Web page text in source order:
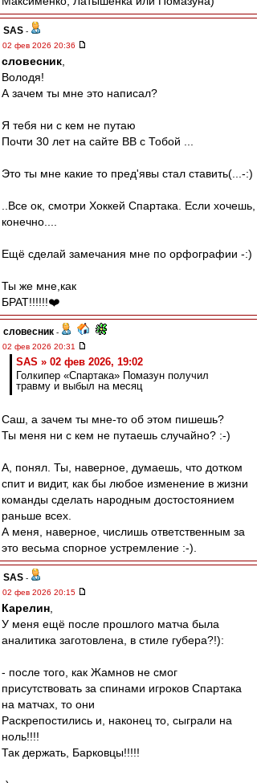
SAS -
02 фев 2026 20:36
словесник
Володя!
А зачем ты мне это написал?
Я тебя ни с кем не путаю
Почти 30 лет на сайте ВВ с Тобой ...
Это ты мне какие то пред'явы стал ставить(...-:)
..Все ок, смотри Хоккей Спартака. Если хочешь,
конечно....
Ещё сделай замечания мне по орфографии -:)
Ты же мне,как
БРАТ!!!!!!❤️
словесник -
02 фев 2026 20:31
SAS » 02 фев 2026, 19:02
Голкипер «Спартака» Помазун получил
травму и выбыл на месяц
Саш, а зачем ты мне-то об этом пишешь?
Ты меня ни с кем не путаешь случайно? :-)
А, понял. Ты, наверное, думаешь, что дотком
спит и видит, как бы любое изменение в жизни
команды сделать народным достостоянием
раньше всех.
А меня, наверное, числишь ответственным за
это весьма спорное устремление :-).
SAS -
02 фев 2026 20:15
Карелин
У меня ещё после прошлого матча была
аналитика заготовлена, в стиле губера?!):
- после того, как Жамнов не смог
присутствовать за спинами игроков Спартака
на матчах, то они
Раскрепостились и, наконец то, сыграли на
ноль!!!!
Так держать, Барковцы!!!!!